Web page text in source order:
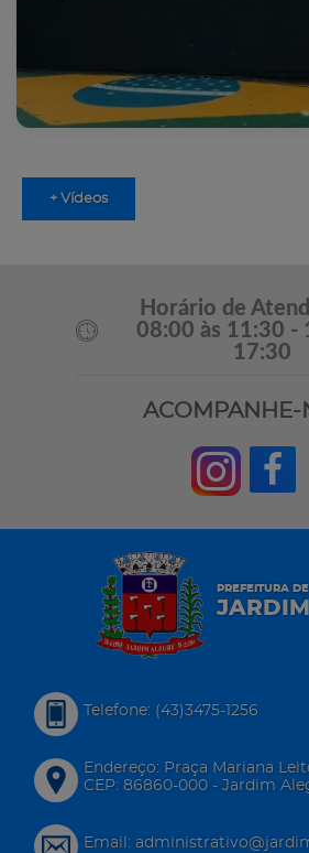
+ Vídeos
Horário de
08:00 às 11:30 -
17:30
ACOMPANHE-
PREFEITURA DE
Telefone: (43)3475-1256
Endereço: Praça Mariana
CEP: 86860-000 - Jardim
Email: